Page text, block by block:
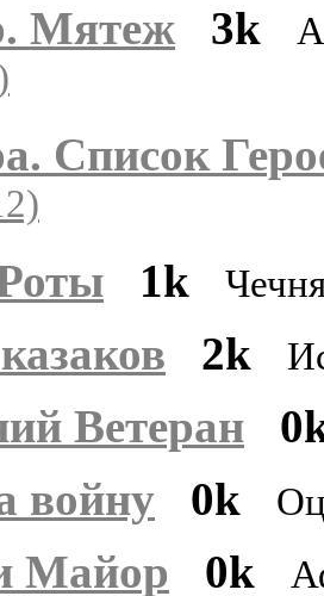
Мятеж
3k
Список
1k
2k
Ветеран
войну
0k
Майор 0k